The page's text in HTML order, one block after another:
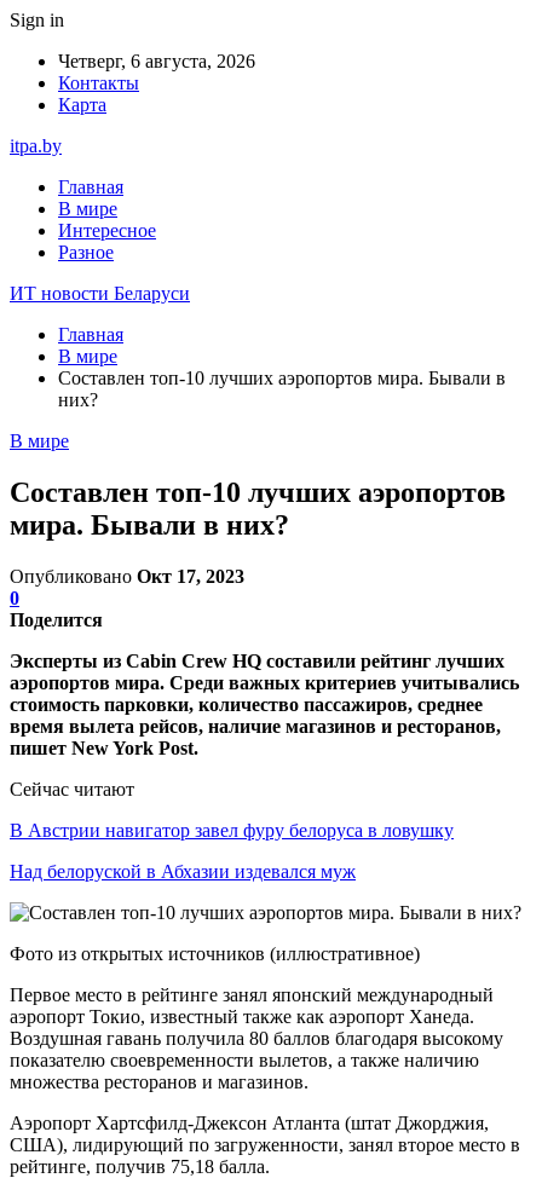
Sign in
Четверг, 6 августа, 2026
Контакты
Карта
itpa.by
Главная
В мире
Интересное
Разное
ИТ новости Беларуси
Главная
В мире
Составлен топ-10 лучших аэропортов мира. Бывали в
них?
В мире
Составлен топ-10 лучших аэропортов
мира. Бывали в них?
Опубликовано Окт 17, 2023
0
Поделится
Эксперты из Cabin Crew HQ составили рейтинг лучших
аэропортов мира. Среди важных критериев учитывались
стоимость парковки, количество пассажиров, среднее
время вылета рейсов, наличие магазинов и ресторанов,
пишет New York Post.
Сейчас читают
В Австрии навигатор завел фуру белоруса в ловушку
Над белоруской в Абхазии издевался муж
Фото из открытых источников (иллюстративное)
Первое место в рейтинге занял японский международный
аэропорт Токио, известный также как аэропорт Ханеда.
Воздушная гавань получила 80 баллов благодаря высокому
показателю своевременности вылетов, а также наличию
множества ресторанов и магазинов.
Аэропорт Хартсфилд-Джексон Атланта (штат Джорджия,
США), лидирующий по загруженности, занял второе место в
рейтинге, получив 75,18 балла.